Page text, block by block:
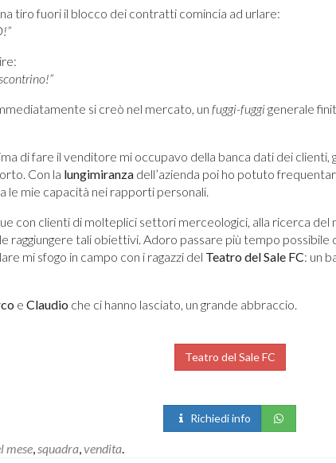
tiro fuori il blocco dei contratti comincia ad urlare:
si creò nel mercato, un fuggi-fuggigenerale
di fare il venditore mi occupavo della banca dati dei clienti,
Con la lungimiranza dell’azienda poi ho potuto
le mie capacità nei rapporti personali.
con clienti di molteplici settori merceologici, alla ricerca del
raggiungere tali obiettivi. Adoro passare più tempo possibile
mi sfogo in campo con i ragazzi del Teatro del Sale FC: un
e Claudio che ci hanno lasciato, un grande abbraccio.
Teatro del Sale FC
Richiedi info
mese squadra vendita